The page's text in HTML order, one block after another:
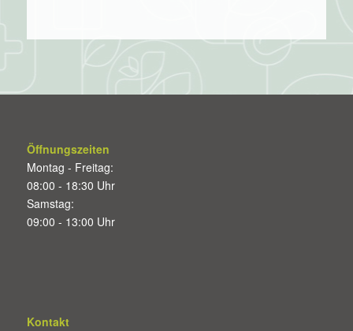
Öffnungszeiten
Montag - Freitag:
08:00 - 18:30 Uhr
Samstag:
09:00 - 13:00 Uhr
Kontakt